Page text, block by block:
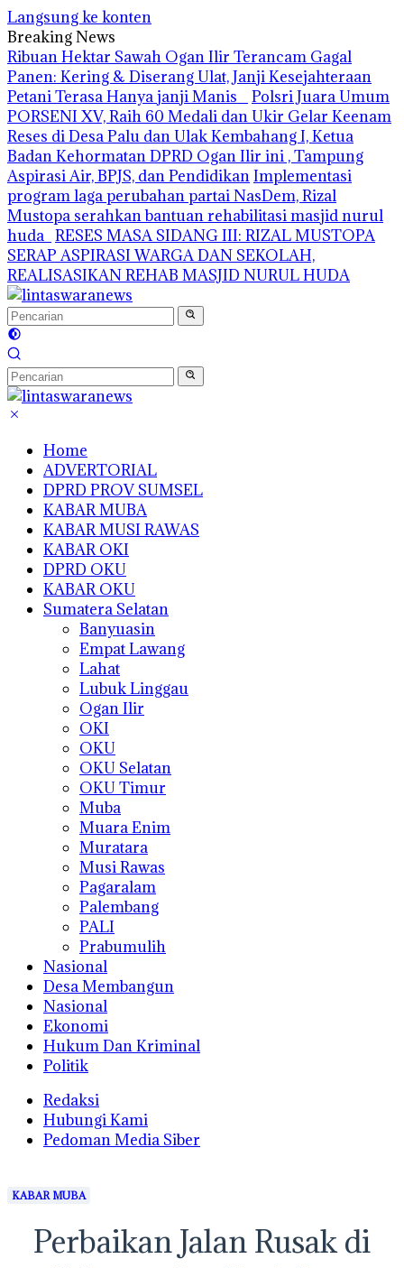
Langsung ke konten
Breaking News
Ribuan Hektar Sawah Ogan Ilir Terancam Gagal
Panen: Kering & Diserang Ulat, Janji Kesejahteraan
Petani Terasa Hanya janji Manis
Polsri Juara Umum
PORSENI XV, Raih 60 Medali dan Ukir Gelar Keenam
Reses di Desa Palu dan Ulak Kembahang I, Ketua
Badan Kehormatan DPRD Ogan Ilir ini , Tampung
Aspirasi Air, BPJS, dan PendidikanImplementasi
program laga perubahan partai NasDem, Rizal
Mustopa serahkan bantuan rehabilitasi masjid nurul
huda RESES MASA SIDANG III: RIZAL MUSTOPA
SERAP ASPIRASI WARGA DAN SEKOLAH,
REALISASIKAN REHAB MASJID NURUL HUDA
Home
ADVERTORIAL
DPRD PROV SUMSEL
KABAR MUBA
KABAR MUSI RAWAS
KABAR OKI
DPRD OKU
KABAR OKU
Sumatera Selatan
Banyuasin
Empat Lawang
Lahat
Lubuk Linggau
Ogan Ilir
OKI
OKU
OKU Selatan
OKU Timur
Muba
Muara Enim
Muratara
Musi Rawas
Pagaralam
Palembang
PALI
Prabumulih
Nasional
Desa Membangun
Nasional
Ekonomi
Hukum Dan Kriminal
Politik
Redaksi
Hubungi Kami
Pedoman Media Siber
KABAR MUBA
Perbaikan Jalan Rusak di